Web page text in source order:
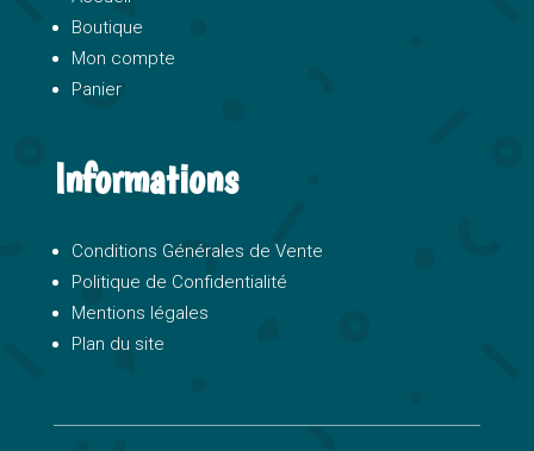
Boutique
Mon compte
Panier
Informations
Conditions Générales de Vente
Politique de Confidentialité
Mentions légales
Plan du site